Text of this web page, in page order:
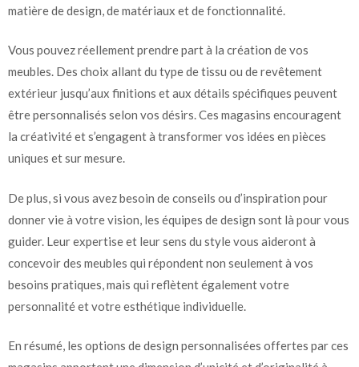
matière de design, de matériaux et de fonctionnalité.
Vous pouvez réellement prendre part à la création de vos
meubles. Des choix allant du type de tissu ou de revêtement
extérieur jusqu’aux finitions et aux détails spécifiques peuvent
être personnalisés selon vos désirs. Ces magasins encouragent
la créativité et s’engagent à transformer vos idées en pièces
uniques et sur mesure.
De plus, si vous avez besoin de conseils ou d’inspiration pour
donner vie à votre vision, les équipes de design sont là pour vous
guider. Leur expertise et leur sens du style vous aideront à
concevoir des meubles qui répondent non seulement à vos
besoins pratiques, mais qui reflètent également votre
personnalité et votre esthétique individuelle.
En résumé, les options de design personnalisées offertes par ces